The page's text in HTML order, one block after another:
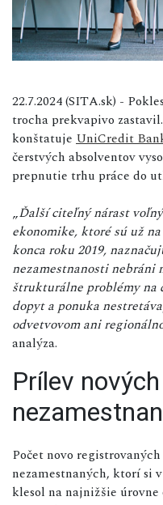
22.7.2024 (SITA.sk) -
trocha prekvapivo
konštatuje UniCredit
čerstvých absolventov
prepnutie trhu práce do
„Ďalší citeľný nárast
ekonomike, ktoré sú už
konca roku 2019,
nezamestnanosti nebráni
štrukturálne problémy na
dopyt a ponuka
odvetvovom ani
analýza.
Prílev nových
Počet novo
nezamestnaných, ktorí si
klesol na najnižšie